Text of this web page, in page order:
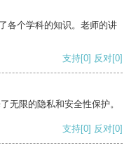
各个学科的知识。老师的讲
支持[0] 反对[0]
无限的隐私和安全性保护。
支持[0] 反对[0]